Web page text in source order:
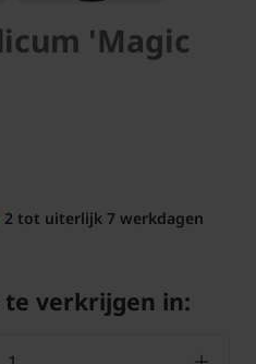
'Magic
2 tot uiterlijk 7 werkdagen
verkrijgen in: